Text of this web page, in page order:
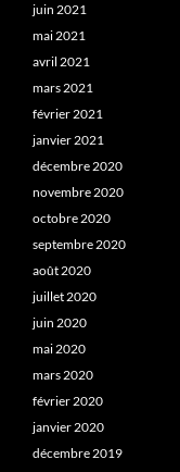
juin 2021
mai 2021
avril 2021
mars 2021
février 2021
janvier 2021
décembre 2020
novembre 2020
octobre 2020
septembre 2020
août 2020
juillet 2020
juin 2020
mai 2020
mars 2020
février 2020
janvier 2020
décembre 2019